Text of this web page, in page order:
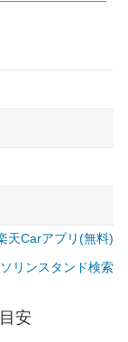
ズが標準値
天Carアプリ(無料)
リンスタンド検索
安